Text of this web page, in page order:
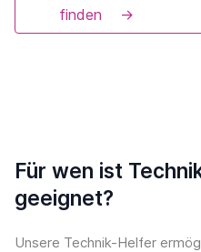
finden
→
Für wen ist
geeignet?
Unsere Technik-Helfer